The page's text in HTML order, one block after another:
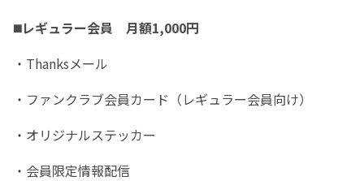
◼️レギュラー会員 月額1,000円
・Thanksメール
・ファンクラブ会員カード（レギュラー会員向け）
・オリジナルステッカー
・会員限定情報配信